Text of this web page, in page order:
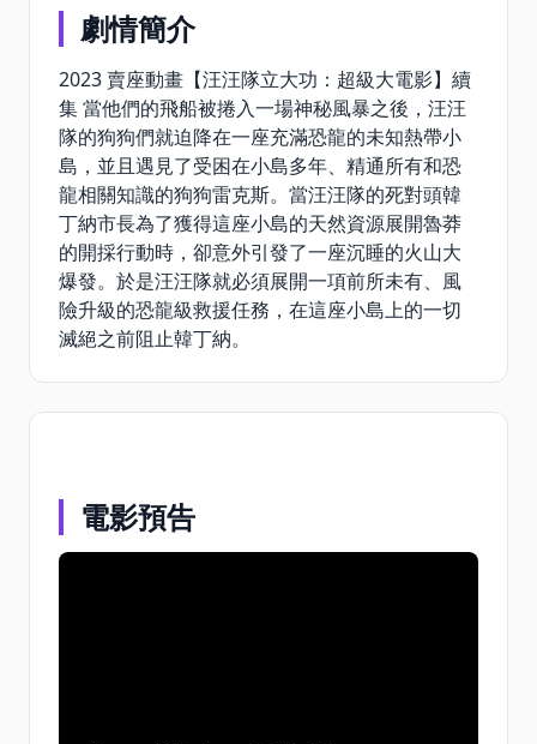
劇情簡介
2023 賣座動畫【汪汪隊立大功：超級大電影】續
集 當他們的飛船被捲入一場神秘風暴之後，汪汪
隊的狗狗們就迫降在一座充滿恐龍的未知熱帶小
島，並且遇見了受困在小島多年、精通所有和恐
龍相關知識的狗狗雷克斯。當汪汪隊的死對頭韓
丁納市長為了獲得這座小島的天然資源展開魯莽
的開採行動時，卻意外引發了一座沉睡的火山大
爆發。於是汪汪隊就必須展開一項前所未有、風
險升級的恐龍級救援任務，在這座小島上的一切
滅絕之前阻止韓丁納。
電影預告